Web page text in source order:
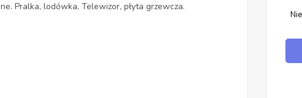
Pralka, lodówka, Telewizor, płyta grzewcza.